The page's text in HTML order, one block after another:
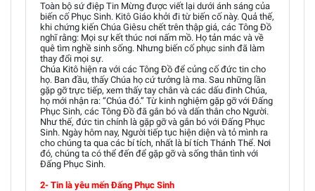
Toàn bộ sứ điệp Tin Mừng được viết lại dưới ánh sáng của
biến cố Phục Sinh. Kitô Giáo khởi đi từ biến cố này. Quả thế,
khi chứng kiến Chúa Giêsu chết trên thập giá, các Tông Đồ
nghĩ rằng: Mọi sự kết thúc nơi nấm mồ. Họ tản mác và về
quê tìm nghề sinh sống. Nhưng biến cố phục sinh đã làm
thay đổi mọi sự.
Chúa Kitô hiện ra với các Tông Đồ để củng cố đức tin cho
họ. Ban đầu, thấy Chúa họ cứ tưởng là ma. Sau những lần
gặp gỡ trực tiếp, xem thấy tay chân và các dấu đinh Chúa,
họ mới nhận ra: “Chúa đó.” Từ kinh nghiệm gặp gỡ với Đấng
Phục Sinh, các Tông Đồ đã gắn bó và dấn thân cho Người.
Như thế, đức tin chính là gặp gỡ và gắn bó với Đấng Phục
Sinh. Ngày hôm nay, Người tiếp tục hiện diện và tỏ mình ra
cho chúng ta qua các bí tích, nhất là bí tích Thánh Thể. Nơi
đó, chúng ta có thể đến để gặp gỡ và sống thân tình với
Đấng Phục Sinh.
2- Tin là yêu mến Đấng Phục Sinh